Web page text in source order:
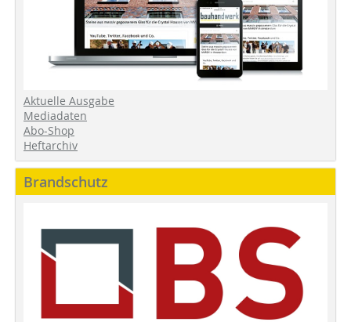
Aktuelle Ausgabe
Mediadaten
Abo-Shop
Heftarchiv
Brandschutz